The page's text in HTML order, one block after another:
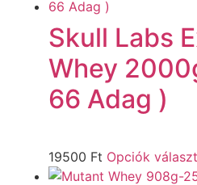
Skull Labs
Whey
66 Adag )
19500 Ft Opciók